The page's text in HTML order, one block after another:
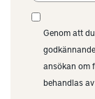
Genom att
ansökan om
behandlas